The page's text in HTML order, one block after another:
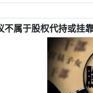
属于股权代持或挂